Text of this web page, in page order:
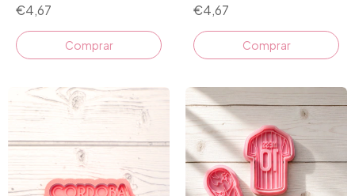
€4,67
Comprar
€4,67
Comprar